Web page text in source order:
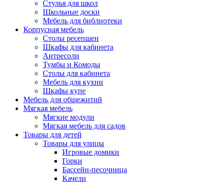
Стулья для школ
Школьные доски
Мебель для библиотеки
Корпусная мебель
Столы ресепшен
Шкафы для кабинета
Антресоли
Тумбы и Комоды
Столы для кабинета
Мебель для кухни
Шкафы купе
Мебель для общежитий
Мягкая мебель
Мягкие модули
Мягкая мебель для садов
Товары для детей
Товары для улицы
Игровые домики
Горки
Бассейн-песочница
Качели